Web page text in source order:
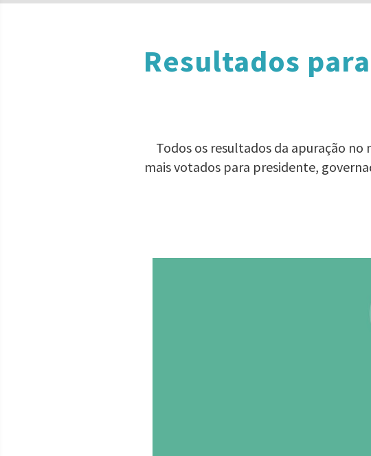
Resultados
Todos os resultados da apuração no
mais votados para presidente,